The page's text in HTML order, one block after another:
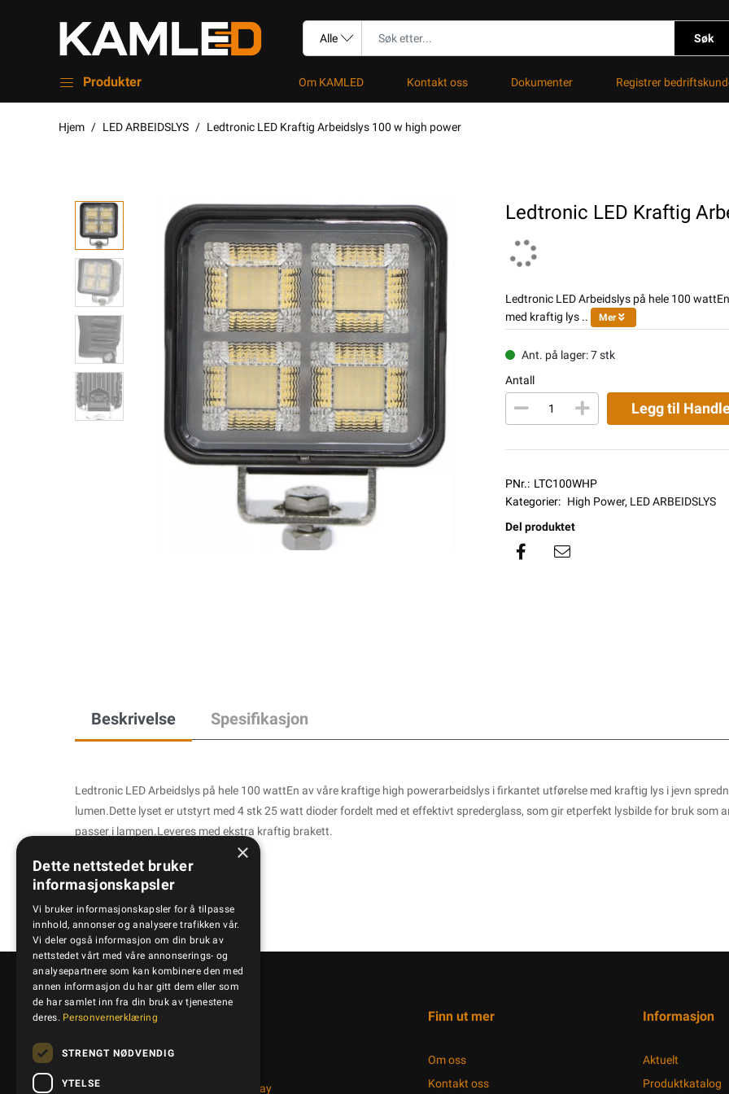
Søk
Produkter Om KAMLED Kontakt oss Dokumenter Registrer
Hjem LED ARBEIDSLYS Ledtronic LED Kraftig Arbeidslys 100 w high power
Ledtronic LED Kraftig
Ledtronic LED Arbeidslys på hele 100
med kraftig lys ..
Mer
Ant. på lager: 7 stk
Antall
Legg til
PNr.: LTC100WHP
Kategorier: High Power, LED ARBEIDSLYS
Del produktet
Beskrivelse Spesifikasjon
Ledtronic LED Arbeidslys på hele 100 wattEn av våre kraftige high powerarbeidslys i firkantet utførelse med kraftig lys i jevn
lumen.Dette lyset er utstyrt med 4 stk 25 watt dioder fordelt med et effektivt sprederglass, som gir etperfekt lysbilde for bruk som
passer i lampen.Leveres med ekstra kraftig brakett.
Kontakt oss
+47 95 41 50 50
Bedriftsveien 14, 1890 Rakkestad, Norway
Finn ut mer
Om oss
Kontakt oss
Informasjon
Aktuelt
Produktkatalog
×
Dette nettstedet bruker
informasjonskapsler
Vi bruker informasjonskapsler for å tilpasse
innhold, annonser og analysere trafikken vår.
Vi deler også informasjon om din bruk av
nettstedet vårt med våre annonserings- og
analysepartnere som kan kombinere den med
annen informasjon du har gitt dem eller som
de har samlet inn fra din bruk av tjenestene
deres. Personvernerklæring
STRENGT NØDVENDIG
YTELSE